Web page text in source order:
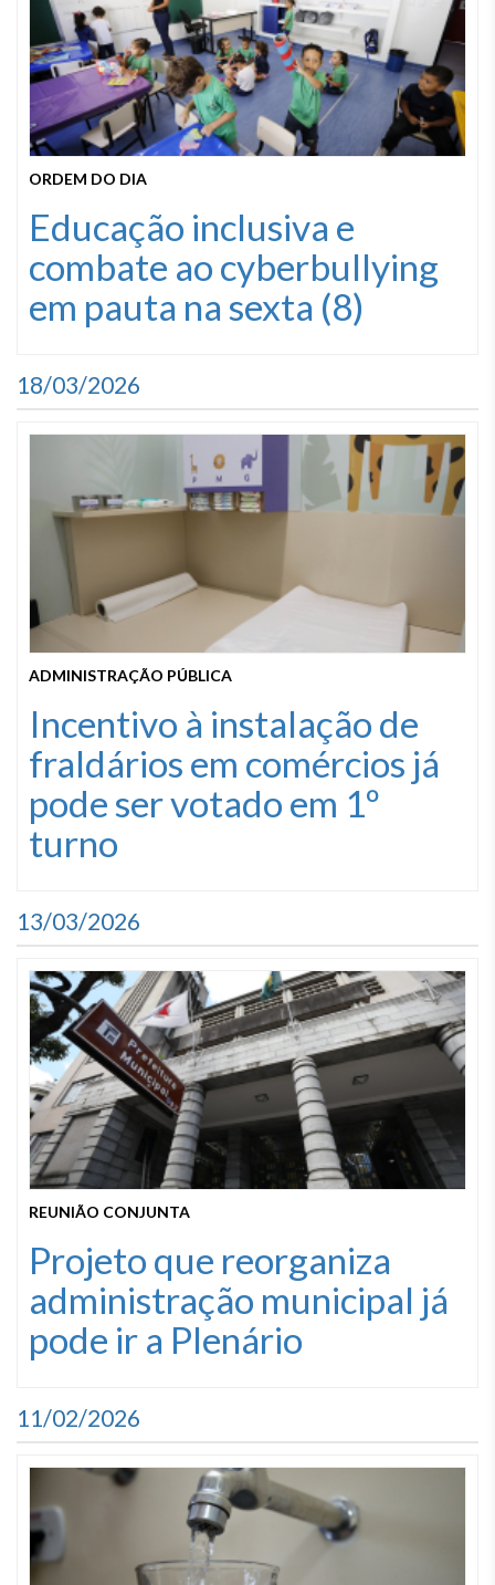
ORDEM DO DIA
Educação inclusiva e
combate ao cyberbullying
em pauta na sexta (8)
18/03/2026
ADMINISTRAÇÃO PÚBLICA
Incentivo à instalação de
fraldários em comércios já
pode ser votado em 1º
turno
13/03/2026
REUNIÃO CONJUNTA
Projeto que reorganiza
administração municipal já
pode ir a Plenário
11/02/2026